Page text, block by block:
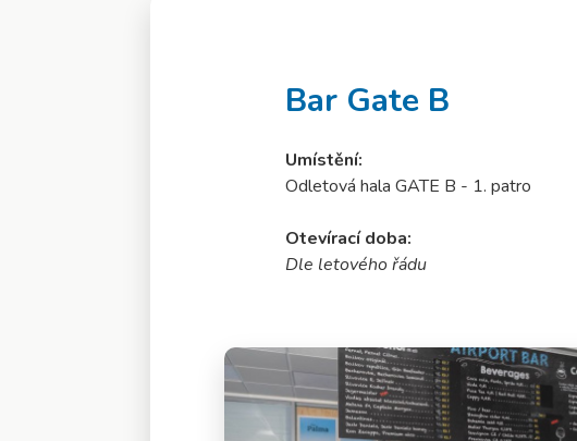
Bar Gate B
Umístění:
Odletová hala GATE B - 1. patro
Otevírací doba:
Dle letového řádu